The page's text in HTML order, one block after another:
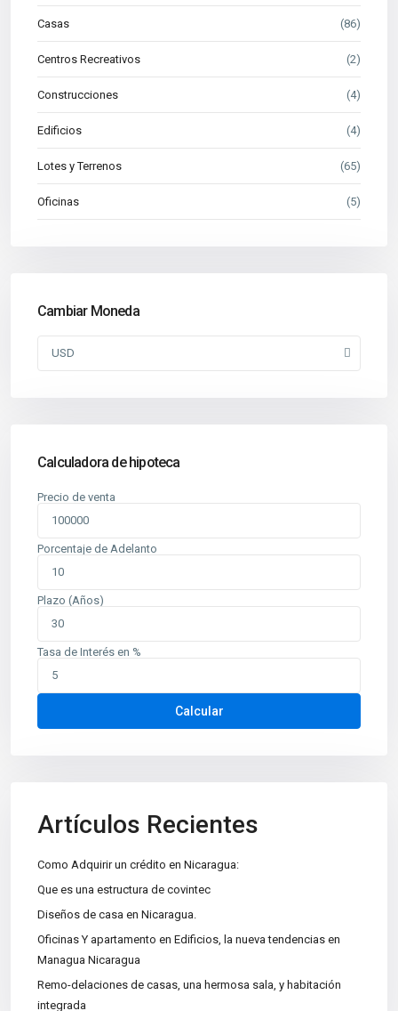
Casas (86)
Centros Recreativos (2)
Construcciones (4)
Edificios (4)
Lotes y Terrenos (65)
Oficinas (5)
Cambiar Moneda
USD
Calculadora de hipoteca
Precio de venta
Porcentaje de Adelanto
Plazo (Años)
Tasa de Interés en %
Calcular
Artículos Recientes
Como Adquirir un crédito en Nicaragua:
Que es una estructura de covintec
Diseños de casa en Nicaragua.
Oficinas Y apartamento en Edificios, la nueva tendencias en
Managua Nicaragua
Remo-delaciones de casas, una hermosa sala, y habitación
integrada
Casas Sovinic
Apartamentos(15)
Bodegas(3)